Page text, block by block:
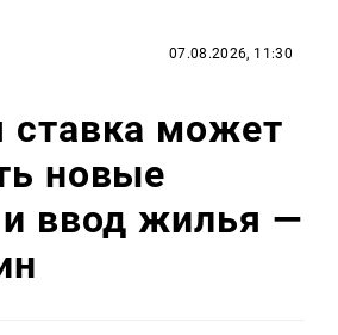
07.08.2026, 11:30
ставка может
новые
и ввод жилья —